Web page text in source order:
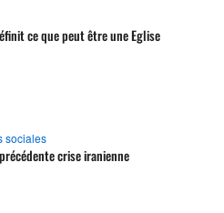
ce que peut être une Eglise
sociales
crise iranienne